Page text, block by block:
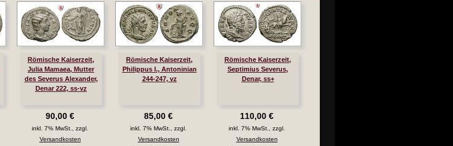
Römische Kaiserzeit,
Julia Mamaea, Mutter
des Severus Alexander,
Denar 222, ss-vz
90,00 €
inkl. 7% MwSt., zzgl.
Versandkosten
Römische Kaiserzeit,
Philippus I., Antoninian
244-247, vz
85,00 €
inkl. 7% MwSt., zzgl.
Versandkosten
Römische Kaiserzeit,
Septimius Severus,
Denar, ss+
110,00 €
inkl. 7% MwSt., zzgl.
Versandkosten